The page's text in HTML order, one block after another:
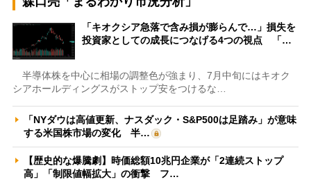
「キオクシア急落で含み損が膨らんで…」損失を
投資家としての成長につなげる4つの視点 「…
半導体株を中心に相場の調整色が強まり、7月中旬にはキオク
シアホールディングスがストップ安をつけるな…
「NYダウは高値更新、ナスダック・S&P500は足踏み」が意味
する米国株市場の変化 半…
【歴史的な爆騰劇】時価総額10兆円企業が「2連続ストップ
高」「制限値幅拡大」の衝撃 フ…